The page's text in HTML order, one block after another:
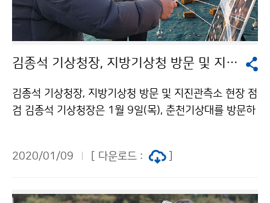
김종석 기상청장, 지방기상청 방문 및 지진관측소 현장 점검
김종석 기상청장, 지방기상청 방문 및 지진관측소 현장 점
검 김종석 기상청장은 1월 9일(목), 춘천기상대를 방문하
니다.
2020/01/09 [ 다운로드 :